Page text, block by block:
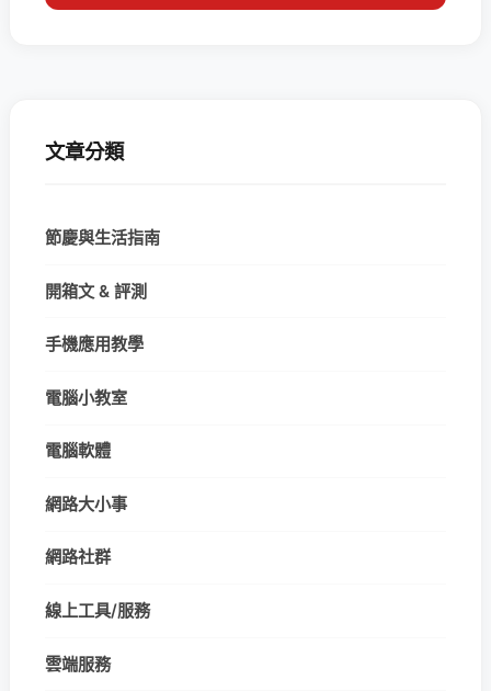
文章分類
節慶與生活指南
開箱文 & 評測
手機應用教學
電腦小教室
電腦軟體
網路大小事
網路社群
線上工具/服務
雲端服務